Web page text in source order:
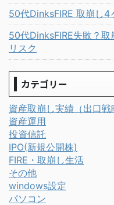
50代DinksFIRE 取崩し4
50代DinksFIRE失敗？
リスク
カテゴリー
資産取崩し実績（出口戦
資産運用
投資信託
IPO(新規公開株)
FIRE・取崩し生活
その他
windows設定
パソコン